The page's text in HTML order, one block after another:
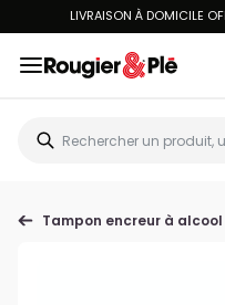
VOUS ÊTES CLIENT ROUGIER&PLÉ ?
À
Tampon encreur à alcool